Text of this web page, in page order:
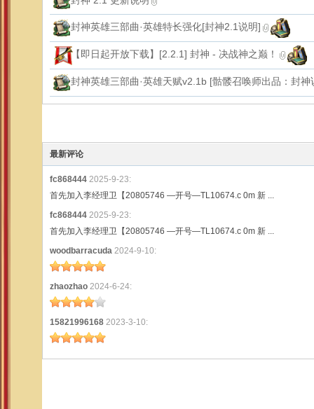
封神英雄三部曲·英雄特长强化[封神2.1说明]
【即日起开放下载】[2.2.1] 封神 - 决战神之巅！
封神英雄三部曲·英雄天赋v2.1b [骷髅召唤师出品：封
最新评论
fc868444 2025-9-23:
首先加入李经理卫【20805746 —开号—TL10674.c 0m 新 ...
fc868444 2025-9-23:
首先加入李经理卫【20805746 —开号—TL10674.c 0m 新 ...
woodbarracuda 2024-9-10:
zhaozhao 2024-6-24:
15821996168 2023-3-10: